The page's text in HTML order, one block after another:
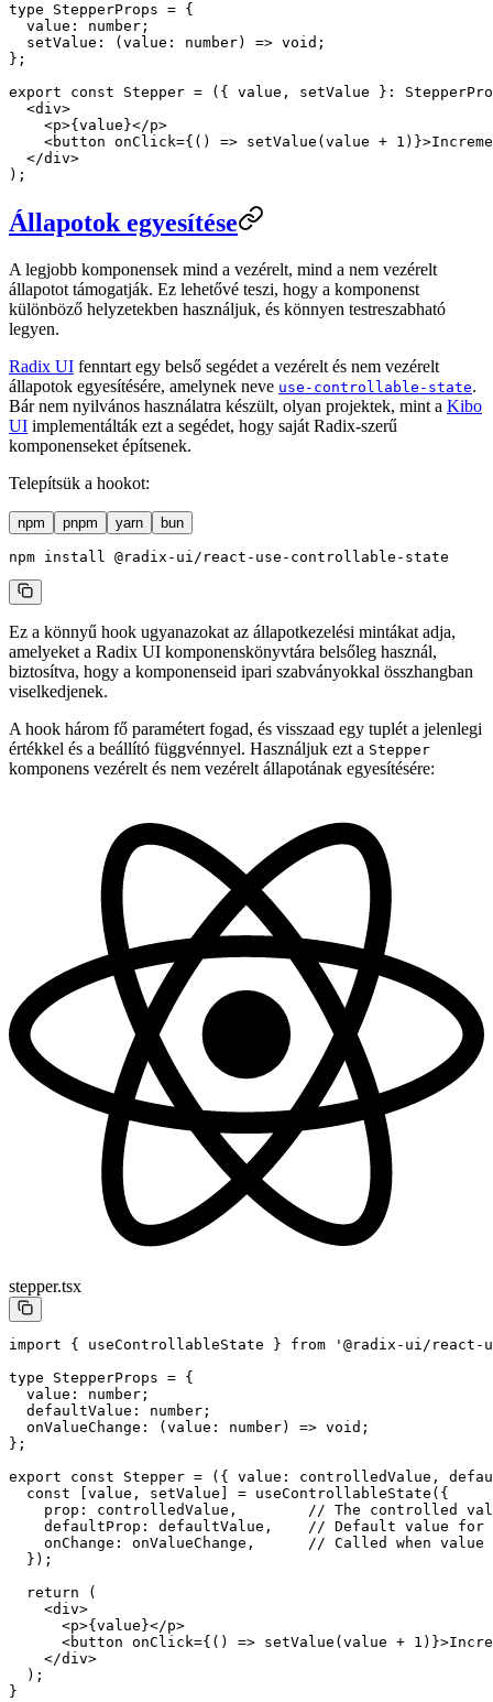
type StepperProps = {
  value
: number ;
  setValue
: ( value : number) => void ;
};
export const Stepper = ({ value , setValue } :
  <
div>
    <
p>{value}</p>
    <
button onClick={() => setValue (value + 1
  </
div>
);
Állapotok egyesítése
A legjobb komponensek mind a vezérelt, mind a nem vezérelt
állapotot támogatják. Ez lehetővé teszi, hogy a komponenst
különböző helyzetekben használjuk, és könnyen testreszabható
legyen.
Radix UI fenntart egy belső segédet a vezérelt és nem vezérelt
állapotok egyesítésére, amelynek neve use-controllable-state.
Bár nem nyilvános használatra készült, olyan projektek, mint a Kibo
UI implementálták ezt a segédet, hogy saját Radix-szerű
komponenseket építsenek.
Telepítsük a hookot:
npm pnpm yarn bun
npm install @radix-ui/react-use-controllable-state
Ez a könnyű hook ugyanazokat az állapotkezelési mintákat adja,
amelyeket a Radix UI komponenskönyvtára belsőleg használ,
biztosítva, hogy a komponenseid ipari szabványokkal összhangban
viselkedjenek.
A hook három fő paramétert fogad, és visszaad egy tuplét a jelenlegi
értékkel és a beállító függvénnyel. Használjuk ezt a Stepper
komponens vezérelt és nem vezérelt állapotának egyesítésére:
stepper.tsx
import { useControllableState } from '@radix-ui/react-
type StepperProps = {
  value
: number ;
  defaultValue
: number ;
  onValueChange
: ( value : number) => void ;
};
export const Stepper = ({ value : controlledValue ,
  const
value , setValue = useControllableState ({
    prop: controlledValue,
// The controlled
    defaultProp: defaultValue,
// Default value for
    onChange: onValueChange,
// Called when value
  });
  return
(
    <
div>
      <
p>{value}</p>
      <
button onClick={() => setValue (value + 1
    </
div>
  );
}